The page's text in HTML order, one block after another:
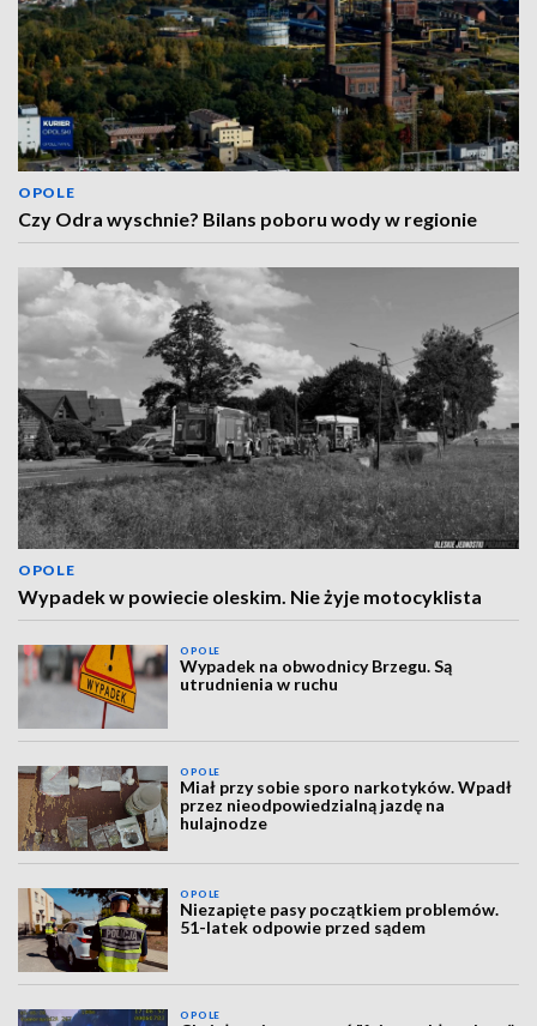
OPOLE
Czy Odra wyschnie? Bilans poboru wody w regionie
OPOLE
Wypadek w powiecie oleskim. Nie żyje motocyklista
OPOLE
Wypadek na obwodnicy Brzegu. Są
utrudnienia w ruchu
OPOLE
Miał przy sobie sporo narkotyków. Wpadł
przez nieodpowiedzialną jazdę na
hulajnodze
OPOLE
Niezapięte pasy początkiem problemów.
51-latek odpowie przed sądem
OPOLE